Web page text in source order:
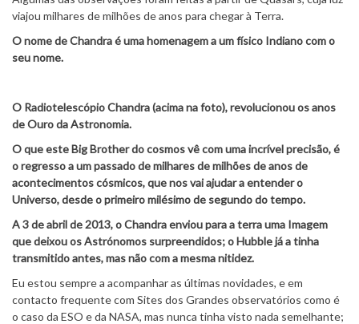
viajou milhares de milhões de anos para chegar à Terra.
O nome de Chandra é uma homenagem a um físico Indiano com o
seu nome.
O Radiotelescópio Chandra (acima na foto), revolucionou os anos
de Ouro da Astronomia.
O que este Big Brother do cosmos vê com uma incrível precisão, é
o regresso a um passado de milhares de milhões de anos de
acontecimentos cósmicos, que nos vai ajudar a entender o
Universo, desde o primeiro milésimo de segundo do tempo.
A 3 de abril de 2013, o Chandra enviou para a terra uma Imagem
que deixou os Astrónomos surpreendidos; o Hubble já a tinha
transmitido antes, mas não com a mesma nitidez.
Eu estou sempre a acompanhar as últimas novidades, e em
contacto frequente com Sites dos Grandes observatórios como é
o caso da ESO e da NASA, mas nunca tinha visto nada semelhante;